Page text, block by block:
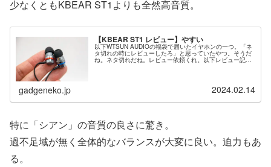
少なくともKBEAR ST1よりも全然高音質。
【KBEAR ST1 レビュー】やすい
以下WTSUN AUDIOの福袋で届いたイヤホンの一つ。「ネ
タ切れの時にレビューしたろ」と思っていたやつ。そうだ
ね。ネタ切れだね。レビュー依頼くれ。以下レビュー記事
でも記載したように、福袋の片割れである「KBEAR
gadgeneko.jp 2024.02.14
特に「シアン」の音質の良さに驚き。
過不足域が無く全体的なバランスが大変に良い。迫力もあ
る。